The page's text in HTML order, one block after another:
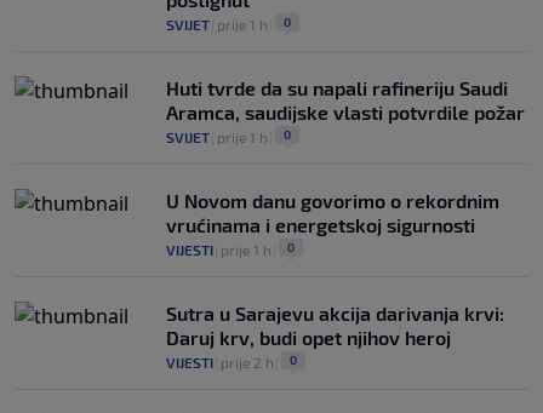
SVIJET prije 1 h 0
Huti tvrde da su napali rafineriju Saudi
Aramca, saudijske vlasti potvrdile požar
SVIJET prije 1 h 0
U Novom danu govorimo o rekordnim
vrućinama i energetskoj sigurnosti
VIJESTI prije 1 h 0
Sutra u Sarajevu akcija darivanja krvi:
Daruj krv, budi opet njihov heroj
VIJESTI prije 2 h 0